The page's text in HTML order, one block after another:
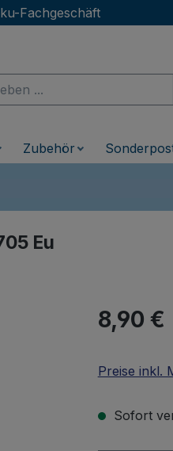
Fachgeschäft
Zubehör
Eu
Regulärer
8,90 €
Preise inkl.
Sofort